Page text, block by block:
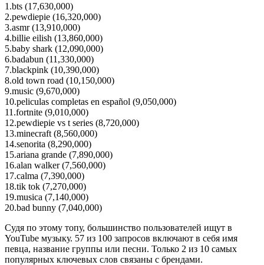
1.bts (17,630,000)
2.pewdiepie (16,320,000)
3.asmr (13,910,000)
4.billie eilish (13,860,000)
5.baby shark (12,090,000)
6.badabun (11,330,000)
7.blackpink (10,390,000)
8.old town road (10,150,000)
9.music (9,670,000)
10.peliculas completas en español (9,050,000)
11.fortnite (9,010,000)
12.pewdiepie vs t series (8,720,000)
13.minecraft (8,560,000)
14.senorita (8,290,000)
15.ariana grande (7,890,000)
16.alan walker (7,560,000)
17.calma (7,390,000)
18.tik tok (7,270,000)
19.musica (7,140,000)
20.bad bunny (7,040,000)
Судя по этому топу, большинство пользователей ищут в
YouTube музыку. 57 из 100 запросов включают в себя имя
певца, название группы или песни. Только 2 из 10 самых
популярных ключевых слов связаны с брендами.